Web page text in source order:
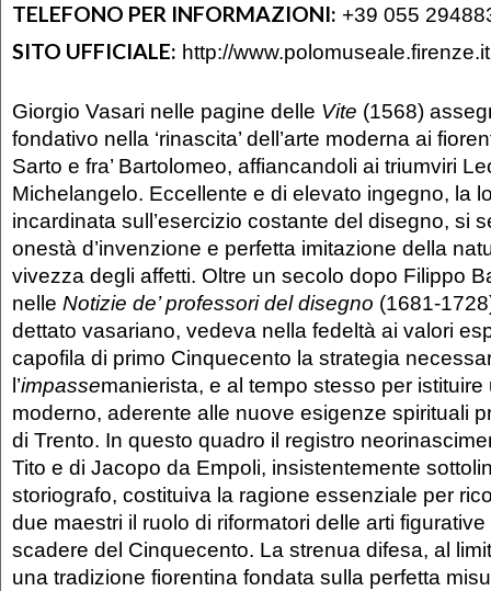
TELEFONO PER INFORMAZIONI: +39 055
SITO UFFICIALE: http://www.polomuseale.firenze.it
Giorgio Vasari nelle pagine delle Vite (1568)
fondativo nella ‘rinascita’ dell’arte moderna ai
Sarto e fra’ Bartolomeo, affiancandoli ai triumviri
Michelangelo. Eccellente e di elevato ingegno, la
incardinata sull’esercizio costante del disegno, si
onestà d’invenzione e perfetta imitazione della
vivezza degli affetti. Oltre un secolo dopo Filippo
nelle Notizie de’ professori del disegno (1681-
dettato vasariano, vedeva nella fedeltà ai valori
capofila di primo Cinquecento la strategia
l’impassemanierista, e al tempo stesso per
moderno, aderente alle nuove esigenze spirituali
di Trento. In questo quadro il registro
Tito e di Jacopo da Empoli, insistentemente
storiografo, costituiva la ragione essenziale per
due maestri il ruolo di riformatori delle arti
scadere del Cinquecento. La strenua difesa, al
una tradizione fiorentina fondata sulla perfetta